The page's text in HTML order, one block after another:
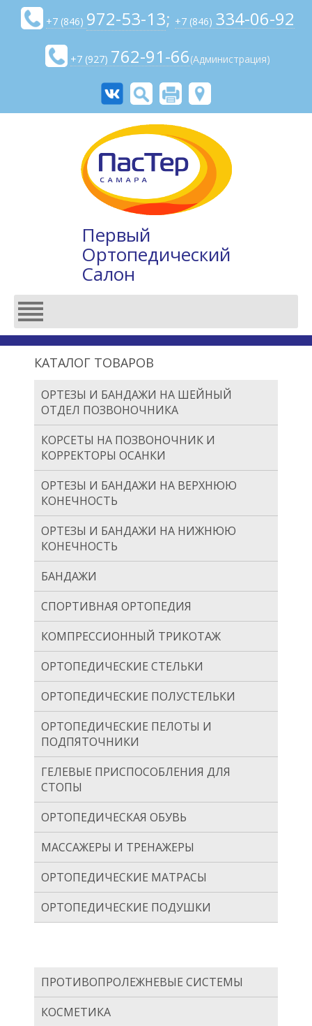
+7 (846) 972-53-13; +7 (846) 334-06-92
+7 (927) 762-91-66(Администрация)
Первый
Ортопедический
Салон
КАТАЛОГ ТОВАРОВ
ОРТЕЗЫ И БАНДАЖИ НА ШЕЙНЫЙ
ОТДЕЛ ПОЗВОНОЧНИКА
КОРСЕТЫ НА ПОЗВОНОЧНИК И
КОРРЕКТОРЫ ОСАНКИ
ОРТЕЗЫ И БАНДАЖИ НА ВЕРХНЮЮ
КОНЕЧНОСТЬ
ОРТЕЗЫ И БАНДАЖИ НА НИЖНЮЮ
КОНЕЧНОСТЬ
БАНДАЖИ
СПОРТИВНАЯ ОРТОПЕДИЯ
КОМПРЕССИОННЫЙ ТРИКОТАЖ
ОРТОПЕДИЧЕСКИЕ СТЕЛЬКИ
ОРТОПЕДИЧЕСКИЕ ПОЛУСТЕЛЬКИ
ОРТОПЕДИЧЕСКИЕ ПЕЛОТЫ И
ПОДПЯТОЧНИКИ
ГЕЛЕВЫЕ ПРИСПОСОБЛЕНИЯ ДЛЯ
СТОПЫ
ОРТОПЕДИЧЕСКАЯ ОБУВЬ
МАССАЖЕРЫ И ТРЕНАЖЕРЫ
ОРТОПЕДИЧЕСКИЕ МАТРАСЫ
ОРТОПЕДИЧЕСКИЕ ПОДУШКИ
ПРОТИВОПРОЛЕЖНЕВЫЕ СИСТЕМЫ
КОСМЕТИКА